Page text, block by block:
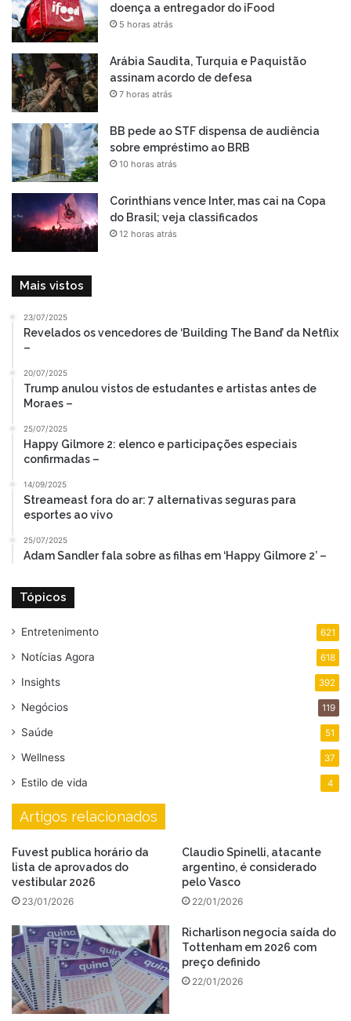
doença a entregador do iFood
5 horas atrás
Arábia Saudita, Turquia e Paquistão
assinam acordo de defesa
7 horas atrás
BB pede ao STF dispensa de audiência
sobre empréstimo ao BRB
10 horas atrás
Corinthians vence Inter, mas cai na Copa
do Brasil; veja classificados
12 horas atrás
Mais vistos
23/07/2025
Revelados os vencedores de ‘Building The Band’ da Netflix
–
20/07/2025
Trump anulou vistos de estudantes e artistas antes de
Moraes –
25/07/2025
Happy Gilmore 2: elenco e participações especiais
confirmadas –
14/09/2025
Streameast fora do ar: 7 alternativas seguras para
esportes ao vivo
25/07/2025
Adam Sandler fala sobre as filhas em ‘Happy Gilmore 2’ –
Tópicos
Entretenimento 621
Notícias Agora 618
Insights 392
Negócios 119
Saúde 51
Wellness 37
Estilo de vida 4
Artigos relacionados
Fuvest publica horário da
lista de aprovados do
vestibular 2026
23/01/2026
Claudio Spinelli, atacante
argentino, é considerado
pelo Vasco
22/01/2026
Richarlison negocia saída do
Tottenham em 2026 com
preço definido
22/01/2026